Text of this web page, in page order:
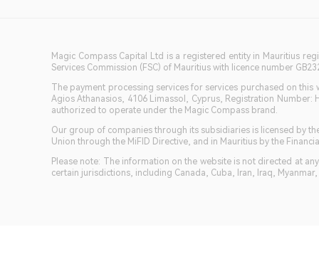
Magic Compass Capital Ltd is a registered entity in Mauritius
Services Commission (FSC) of Mauritius with licence number
The payment processing services for services purchased on
Agios Athanasios, 4106 Limassol, Cyprus, Registration Number:
authorized to operate under the Magic Compass brand.
Our group of companies through its subsidiaries is licensed by
Union through the MiFID Directive, and in Mauritius by the
Please note: The information on the website is not directed at
certain jurisdictions, including Canada, Cuba, Iran, Iraq,